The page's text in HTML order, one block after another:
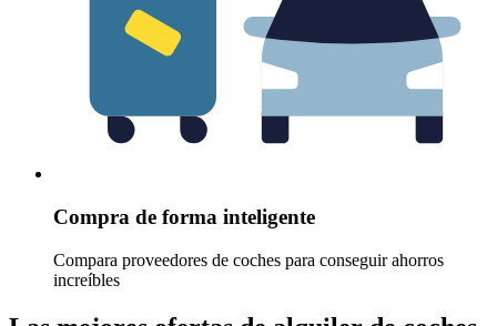
Compra de forma inteligente
Compara proveedores de coches para conseguir ahorros
increíbles